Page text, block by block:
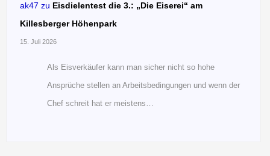
ak47 zu Eisdielentest die 3.: „Die Eiserei“ am
Killesberger Höhenpark
15. Juli 2026
Als Eisverkäufer kann man sicher nicht so hohe
Ansprüche stellen an Arbeitsbedingungen und wenn der
Chef schreit hat er meistens…